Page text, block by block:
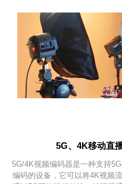
5G、4K移动直
5G/4K视频编码器是一种支持
编码的设备，它可以将4K视频